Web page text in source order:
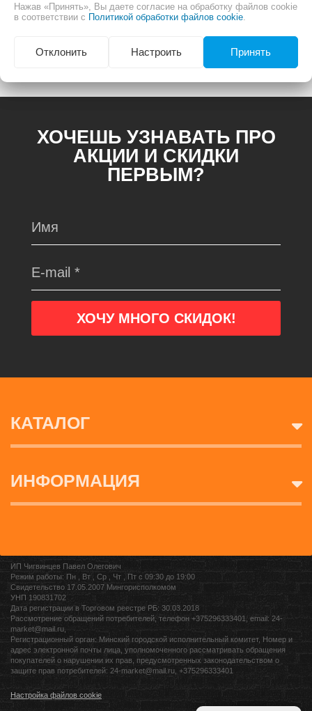
Изображение товара и комплектация могут
отличаться. СмотретьПолное описание:
ХОЧЕШЬ УЗНАВАТЬ ПРО
АКЦИИ И СКИДКИ
ПЕРВЫМ?
КАТАЛОГ
ИНФОРМАЦИЯ
ИП Чигвинцев Павел Олегович
Режим работы: Пн , Вт , Ср , Чт , Пт c 09:30 до 19:00
Свидетельство 17.05.2007 Мингорисполкомом
УНП 190831702
Дата регистрации в Торговом реестре РБ: 30.03.2018
Рассмотрение обращений потребителей, телефон +375296333401, email: 24-
market@mail.ru,
Регистрационный орган: Минский городской исполнительный комитет, Номер и
адрес электронной почты лица, уполномоченного рассматривать обращения
покупателей о нарушении их прав, предусмотренных законодательством о
защите прав потребителей: 24-market@mail.ru, +375296333401
Настройка файлов cookie
Нажав «Принять», Вы даете согласие на обработку файлов cookie
в соответствии с Политикой обработки файлов cookie
Отклонить Настроить Принять